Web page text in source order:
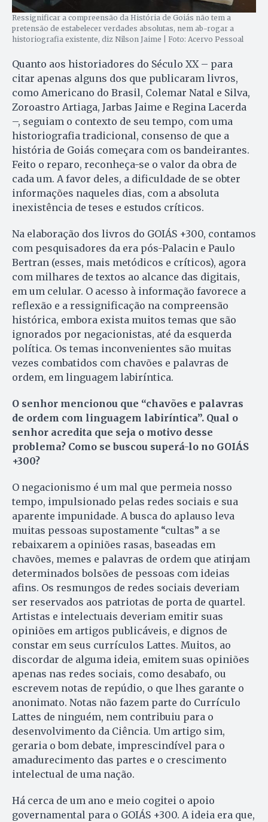
Ressignificar a compreensão da História de Goiás não tem a
pretensão de estabelecer verdades absolutas, nem ab-rogar a
historiografia existente, diz Nilson Jaime | Foto: Acervo Pessoal
Quanto aos historiadores do Século XX – para
citar apenas alguns dos que publicaram livros,
como Americano do Brasil, Colemar Natal e Silva,
Zoroastro Artiaga, Jarbas Jaime e Regina Lacerda
–, seguiam o contexto de seu tempo, com uma
historiografia tradicional, consenso de que a
história de Goiás começara com os bandeirantes.
Feito o reparo, reconheça-se o valor da obra de
cada um. A favor deles, a dificuldade de se obter
informações naqueles dias, com a absoluta
inexistência de teses e estudos críticos.
Na elaboração dos livros do GOIÁS +300, contamos
com pesquisadores da era pós-Palacin e Paulo
Bertran (esses, mais metódicos e críticos), agora
com milhares de textos ao alcance das digitais,
em um celular. O acesso à informação favorece a
reflexão e a ressignificação na compreensão
histórica, embora exista muitos temas que são
ignorados por negacionistas, até da esquerda
política. Os temas inconvenientes são muitas
vezes combatidos com chavões e palavras de
ordem, em linguagem labiríntica.
O senhor mencionou que “chavões e palavras
de ordem com linguagem labiríntica”. Qual o
senhor acredita que seja o motivo desse
problema? Como se buscou superá-lo no GOIÁS
+300?
O negacionismo é um mal que permeia nosso
tempo, impulsionado pelas redes sociais e sua
aparente impunidade. A busca do aplauso leva
muitas pessoas supostamente “cultas” a se
rebaixarem a opiniões rasas, baseadas em
chavões, memes e palavras de ordem que atinjam
determinados bolsões de pessoas com ideias
afins. Os resmungos de redes sociais deveriam
ser reservados aos patriotas de porta de quartel.
Artistas e intelectuais deveriam emitir suas
opiniões em artigos publicáveis, e dignos de
constar em seus currículos Lattes. Muitos, ao
discordar de alguma ideia, emitem suas opiniões
apenas nas redes sociais, como desabafo, ou
escrevem notas de repúdio, o que lhes garante o
anonimato. Notas não fazem parte do Currículo
Lattes de ninguém, nem contribuiu para o
desenvolvimento da Ciência. Um artigo sim,
geraria o bom debate, imprescindível para o
amadurecimento das partes e o crescimento
intelectual de uma nação.
Há cerca de um ano e meio cogitei o apoio
governamental para o GOIÁS +300. A ideia era que,